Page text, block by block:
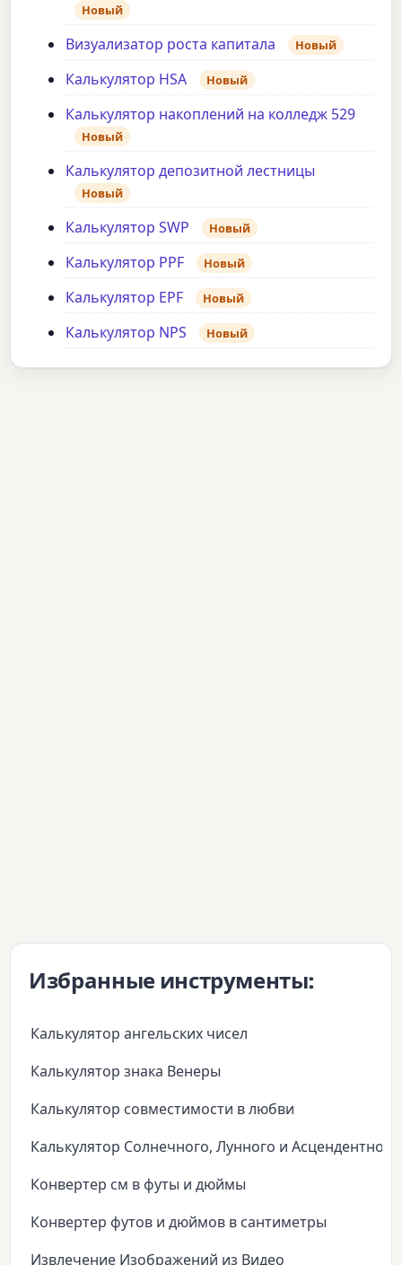
Новый
Визуализатор роста капитала Новый
Калькулятор HSA Новый
Калькулятор накоплений на колледж 529
Новый
Калькулятор депозитной лестницы
Новый
Калькулятор SWP Новый
Калькулятор PPF Новый
Калькулятор EPF Новый
Калькулятор NPS Новый
Избранные инструменты:
Калькулятор ангельских чисел
Калькулятор знака Венеры
Калькулятор совместимости в любви
Калькулятор Солнечного, Лунного и Асцендентного
Конвертер см в футы и дюймы
Конвертер футов и дюймов в сантиметры
Извлечение Изображений из Видео